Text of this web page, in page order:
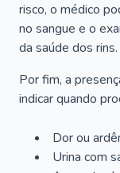
risco, o médico
no sangue e o
da saúde dos rins.
Por fim, a
indicar quando
Dor ou
Urina com